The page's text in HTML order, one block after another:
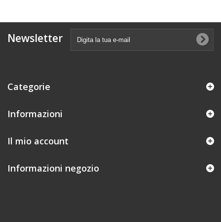
Newsletter
Categorie
Informazioni
Il mio account
Informazioni negozio